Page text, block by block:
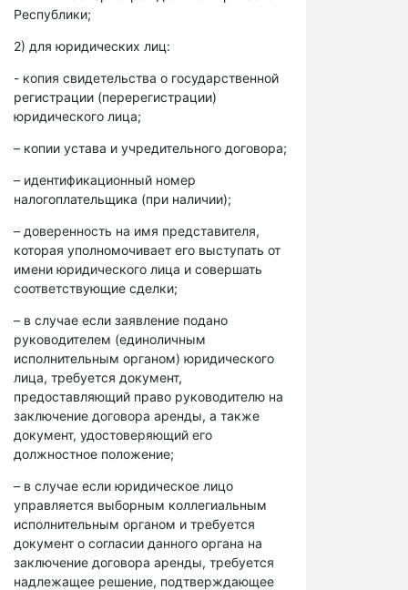
Республики;
2) для юридических лиц:
- копия свидетельства о государственной
регистрации (перерегистрации)
юридического лица;
– копии устава и учредительного договора;
– идентификационный номер
налогоплательщика (при наличии);
– доверенность на имя представителя,
которая уполномочивает его выступать от
имени юридического лица и совершать
соответствующие сделки;
– в случае если заявление подано
руководителем (единоличным
исполнительным органом) юридического
лица, требуется документ,
предоставляющий право руководителю на
заключение договора аренды, а также
документ, удостоверяющий его
должностное положение;
– в случае если юридическое лицо
управляется выборным коллегиальным
исполнительным органом и требуется
документ о согласии данного органа на
заключение договора аренды, требуется
надлежащее решение, подтверждающее